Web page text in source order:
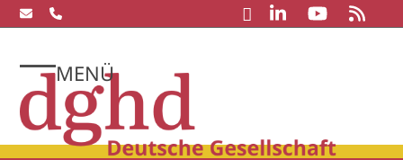
Skip
to
MENÜ
Open
mobile
menu
Close
mobile
menu